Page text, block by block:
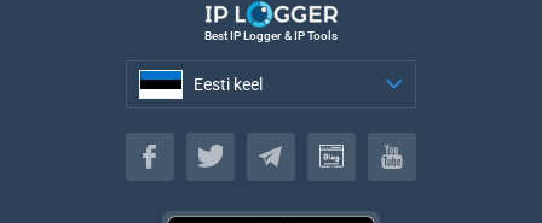
Best IP Logger & IP Tools
Eesti keel
Eesti keel